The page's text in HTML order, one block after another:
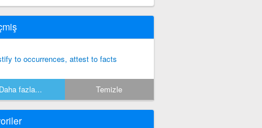
to occurrences, attest to facts
Daha fazla... Temizle